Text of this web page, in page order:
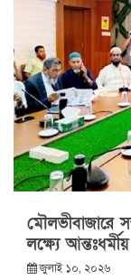
মৌলভীবাজারে
লক্ষ্যে
জুলাই ১০, ২০২৬